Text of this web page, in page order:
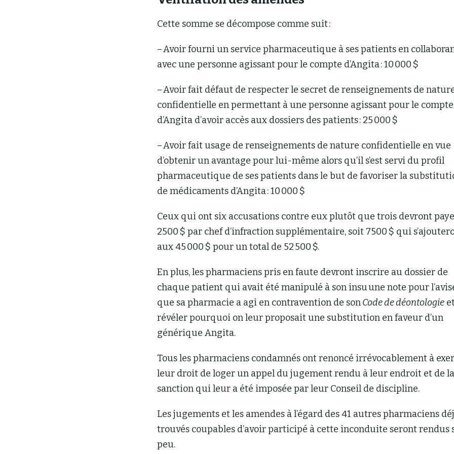
Cette somme se décompose comme suit :
– Avoir fourni un service pharmaceutique à ses patients en
avec une personne agissant pour le compte d’Angita : 10 000 $
– Avoir fait défaut de respecter le secret de renseignements de
confidentielle en permettant à une personne agissant pour le compte
d’Angita d’avoir accès aux dossiers des patients : 25 000 $
– Avoir fait usage de renseignements de nature confidentielle en vue
d’obtenir un avantage pour lui-même alors qu’il s’est servi du profil
pharmaceutique de ses patients dans le but de favoriser la
de médicaments d’Angita : 10 000 $
Ceux qui ont six accusations contre eux plutôt que trois devront
2500 $ par chef d’infraction supplémentaire, soit 7500 $ qui
aux 45 000 $ pour un total de 52 500 $.
En plus, les pharmaciens pris en faute devront inscrire au dossier de
chaque patient qui avait été manipulé à son insu une note pour
que sa pharmacie a agi en contravention de sonCode de déontologie
révéler pourquoi on leur proposait une substitution en faveur d’un
générique Angita.
Tous les pharmaciens condamnés ont renoncé irrévocablement à
leur droit de loger un appel du jugement rendu à leur endroit et de la
sanction qui leur a été imposée par leur Conseil de discipline.
Les jugements et les amendes à l’égard des 41 autres pharmaciens
trouvés coupables d’avoir participé à cette inconduite seront rendus
peu.